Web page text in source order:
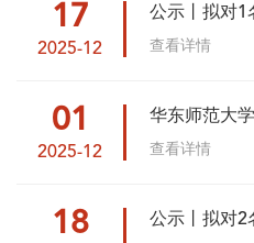
17
2025-12
公示丨拟对1
查看详情
01
2025-12
华东师范大
文工作规程
查看详情
18 公示丨拟对2